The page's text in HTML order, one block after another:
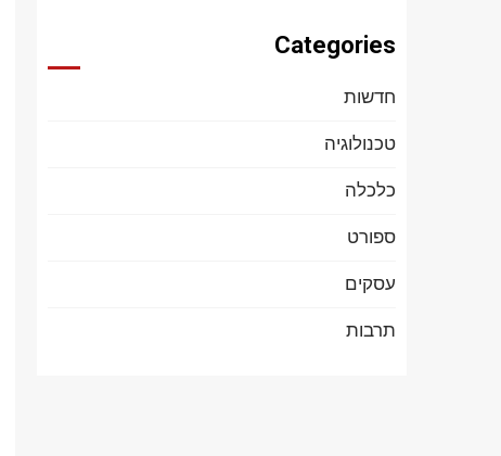
Categories
חדשות
טכנולוגיה
כלכלה
ספורט
עסקים
תרבות